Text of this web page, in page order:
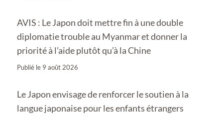
AVIS : Le Japon doit mettre fin à une double
diplomatie trouble au Myanmar et donner la
priorité à l’aide plutôt qu’à la Chine
Publié le 9 août 2026
Le Japon envisage de renforcer le soutien à la
langue japonaise pour les enfants étrangers